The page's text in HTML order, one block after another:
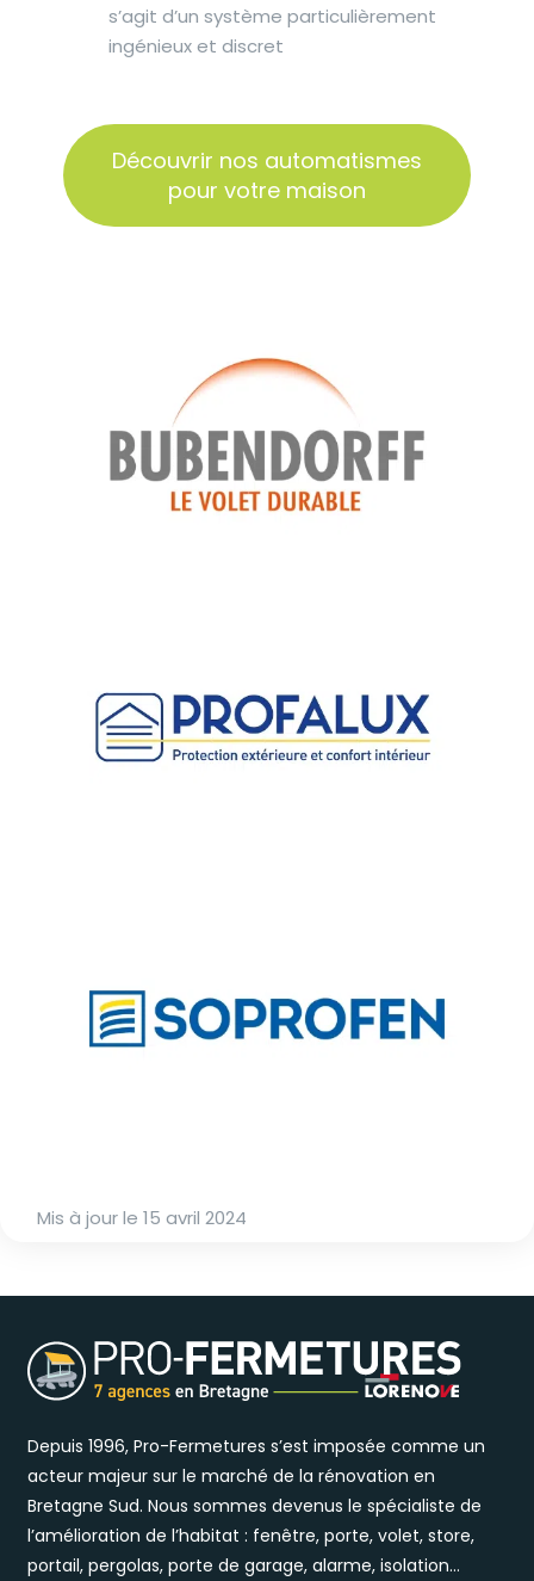
s’agit d’un système particulièrement
ingénieux et discret
Découvrir nos automatismes
pour votre maison
Mis à jour le 15 avril 2024
Depuis 1996, Pro-Fermetures s’est imposée comme un
acteur majeur sur le marché de la rénovation en
Bretagne Sud. Nous sommes devenus le spécialiste de
l’amélioration de l’habitat : fenêtre, porte, volet, store,
portail, pergolas, porte de garage, alarme, isolation…